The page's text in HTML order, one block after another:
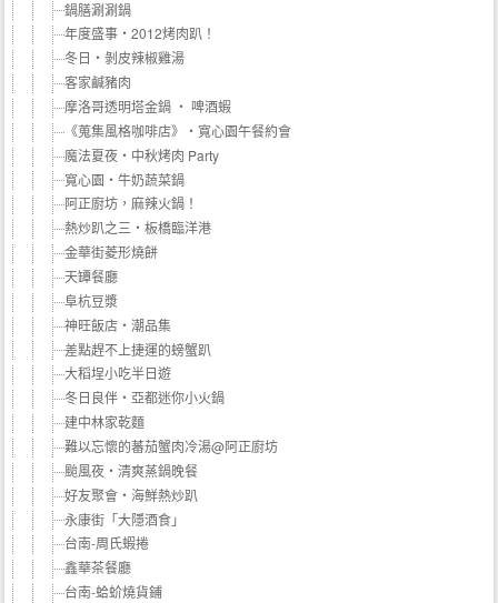
鍋膳涮涮鍋
年度盛事‧2012烤肉趴！
冬日‧剝皮辣椒雞湯
客家鹹豬肉
摩洛哥透明塔金鍋 ‧ 啤酒蝦
《蒐集風格咖啡店》‧寬心園午餐約會
魔法夏夜‧中秋烤肉 Party
寬心園‧牛奶蔬菜鍋
阿正廚坊，麻辣火鍋！
熱炒趴之三‧板橋臨洋港
金華街菱形燒餅
天罈餐廳
阜杭豆漿
神旺飯店‧潮品集
差點趕不上捷運的螃蟹趴
大稻埕小吃半日遊
冬日良伴‧亞都迷你小火鍋
建中林家乾麵
難以忘懷的蕃茄蟹肉冷湯@阿正廚坊
颱風夜‧清爽蒸鍋晚餐
好友聚會‧海鮮熱炒趴
永康街「大隱酒食」
台南-周氏蝦捲
鑫華茶餐廳
台南-蛤蚧燒貨鋪